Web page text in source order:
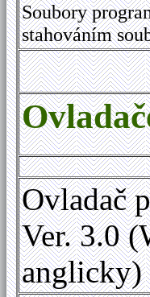
Soubory
stahováním
Ovladač
Ver. 3.0
anglicky)